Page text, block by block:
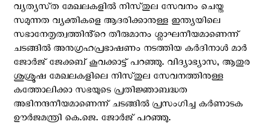
വ്യത്യസ്‌ത മേഖലകളിൽ നിസ്‌തുല സേവനം ചെയ്ത
സമുന്നത വ്യക്തികളെ ആദരിക്കാനുള്ള ഇന്ത്യയിലെ
സഭാനേതൃത്വത്തിൻ്റെ തീരുമാനം ശ്ലാഘനീയമാണെന്ന്
ചടങ്ങിൽ അനുഗ്രഹപ്രഭാഷണം നടത്തിയ കർദിനാൾ മാർ
ജോർജ് ജേക്കബ് കൂവക്കാട്ട് പറഞ്ഞു. വിദ്യാഭ്യാസ, ആതുര
ശുശ്രൂഷ മേഖലകളിലെ നിസ്‌തുല സേവനത്തിനുള്ള
കത്തോലിക്കാ സഭയുടെ പ്രതിജ്ഞാബദ്ധത
അഭിനന്ദനീയമാണെന്ന് ചടങ്ങിൽ പ്രസംഗിച്ച കർണാടക
ഊർജമന്ത്രി കെ.ജെ. ജോർജ് പറഞ്ഞു.